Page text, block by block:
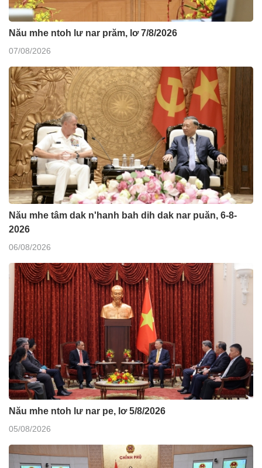
Nău mhe ntoh lư nar prăm, lơ 7/8/2026
07/08/2026
Nău mhe tâm dak n'hanh bah dih dak nar puăn, 6-8-
2026
06/08/2026
Nău mhe ntoh lư nar pe, lơ 5/8/2026
05/08/2026